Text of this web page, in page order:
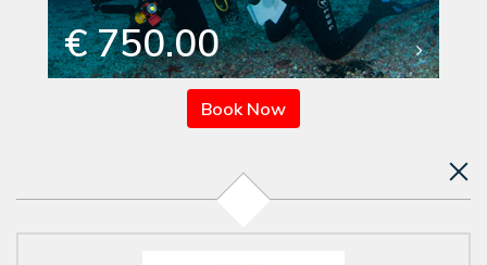
€ 750.00
Book Now